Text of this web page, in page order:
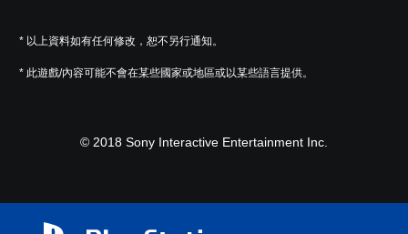
* 以上資料如有任何修改，恕不另行通知。
* 此遊戲/內容可能不會在某些國家或地區或以某些語言提供。
© 2018 Sony Interactive Entertainment Inc.